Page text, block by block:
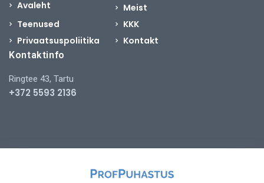
Avaleht
Meist
Teenused
KKK
Privaatsuspoliitika
Kontakt
Kontaktinfo
Ringtee 43, Tartu
+372 5593 2136